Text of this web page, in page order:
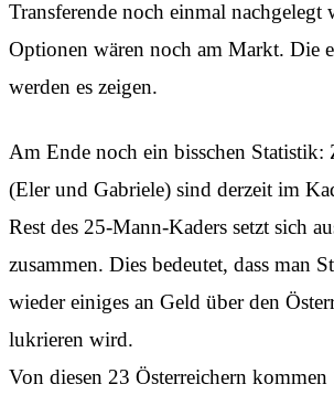
Transferende noch einmal
Optionen wären noch am Markt. Die
werden es zeigen.
Am Ende noch ein bisschen Statistik:
(Eler und Gabriele) sind derzeit im
Rest des 25-Mann-Kaders setzt sich
zusammen. Dies bedeutet, dass man
wieder einiges an Geld über den
lukrieren wird.
Von diesen 23 Österreichern